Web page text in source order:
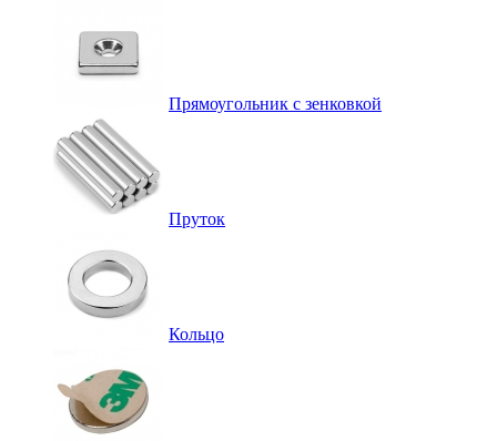
Прямоугольник с зенковкой
Пруток
Кольцо